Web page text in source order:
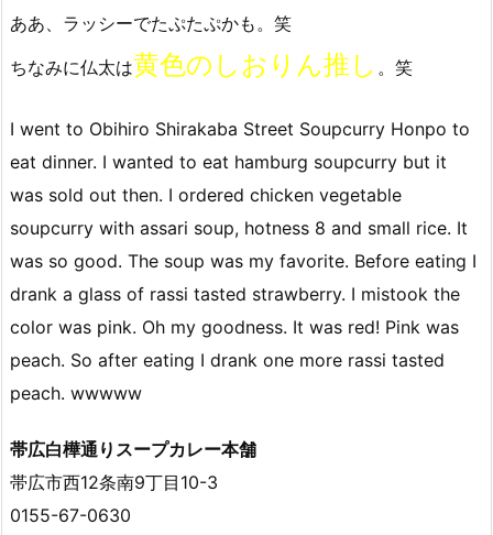
ああ、ラッシーでたぷたぷかも。笑
ちなみに仏太は黄色のしおりん推し 。笑
I went to Obihiro Shirakaba Street Soupcurry Honpo to
eat dinner. I wanted to eat hamburg soupcurry but it
was sold out then. I ordered chicken vegetable
soupcurry with assari soup, hotness 8 and small rice. It
was so good. The soup was my favorite. Before eating I
drank a glass of rassi tasted strawberry. I mistook the
color was pink. Oh my goodness. It was red! Pink was
peach. So after eating I drank one more rassi tasted
peach. wwwww
帯広白樺通りスープカレー本舗
帯広市西12条南9丁目10-3
0155-67-0630